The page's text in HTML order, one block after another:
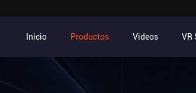
Inicio Productos Videos VR